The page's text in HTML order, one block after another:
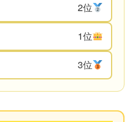
2位
1位
3位